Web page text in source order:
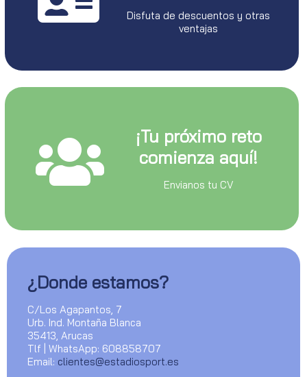
Disfuta de descuentos y otras
ventajas
¡Tu próximo reto
comienza aquí!
Envianos tu CV
¿Donde estamos?
C/Los Agapantos, 7
Urb. Ind. Montaña Blanca
35413, Arucas
Tlf | WhatsApp: 608858707
Email: clientes@estadiosport.es